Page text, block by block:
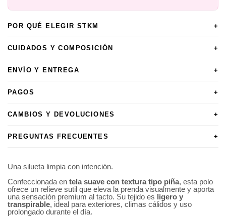
POR QUÉ ELEGIR STKM +
CUIDADOS Y COMPOSICIÓN +
ENVÍO Y ENTREGA +
PAGOS +
CAMBIOS Y DEVOLUCIONES +
PREGUNTAS FRECUENTES +
Una silueta limpia con intención.
Confeccionada en tela suave con textura tipo piña, esta polo
ofrece un relieve sutil que eleva la prenda visualmente y aporta
una sensación premium al tacto. Su tejido es ligero y
transpirable, ideal para exteriores, climas cálidos y uso
prolongado durante el día.